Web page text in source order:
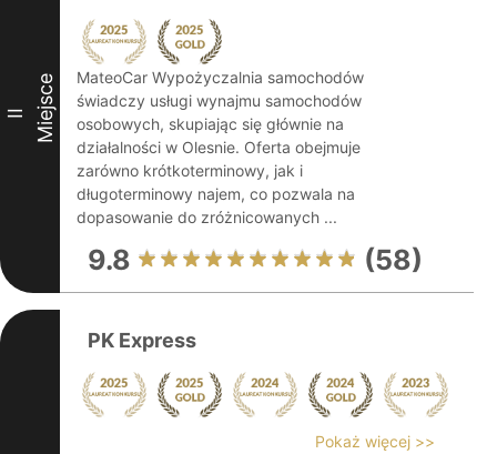
II Miejsce
MateoCar Wypożyczalnia samochodów
świadczy usługi wynajmu samochodów
osobowych, skupiając się głównie na
działalności w Olesnie. Oferta obejmuje
zarówno krótkoterminowy, jak i
długoterminowy najem, co pozwala na
dopasowanie do zróżnicowanych ...
9.8 (58)
PK Express
Pokaż więcej >>